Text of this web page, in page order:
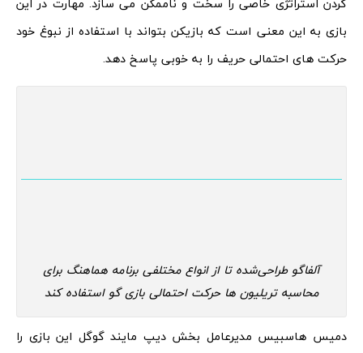
بازی به این معنی است که بازیکن بتواند با استفاده از نبوغ خود
حرکت ‌های احتمالی حریف را به‌ خوبی پاسخ دهد.
آلفاگو طراحی‌شده تا از انواع مختلفی برنامه هماهنگ برای
محاسبه تریلیون‌ ها حرکت احتمالی بازی گو استفاده کند
دمیس هاسبیس مدیرعامل بخش دیپ مایند گوگل این بازی را